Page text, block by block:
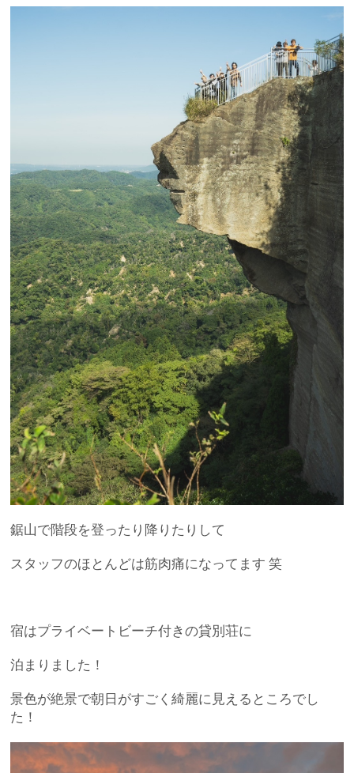
鋸山で階段を登ったり降りたりして
スタッフのほとんどは筋肉痛になってます 笑
宿はプライベートビーチ付きの貸別荘に
泊まりました！
景色が絶景で朝日がすごく綺麗に見えるところでし
た！